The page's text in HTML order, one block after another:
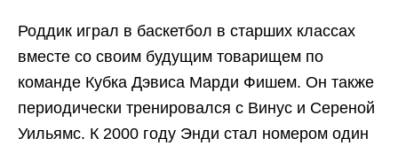
Роддик играл в баскетбол в старших классах
вместе со своим будущим товарищем по
команде Кубка Дэвиса Марди Фишем. Он также
периодически тренировался с Винус и Сереной
Уильямс. К 2000 году Энди стал номером один